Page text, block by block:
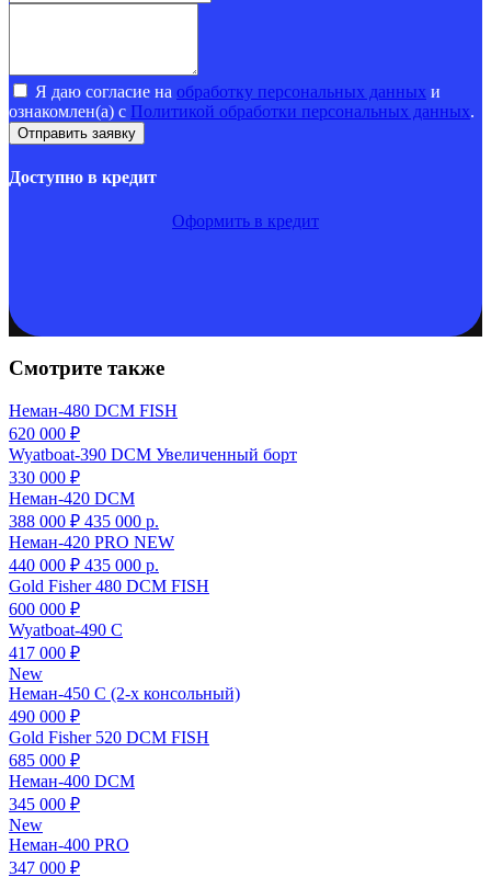
Я даю согласие на обработку персональных данных и
ознакомлен(а) с Политикой обработки персональных данных.
Доступно в кредит
Оформить в кредит
Смотрите также
Неман-480 DCM FISH
620 000 ₽
Wyatboat-390 DCM Увеличенный борт
330 000 ₽
Неман-420 DCM
388 000 ₽ 435 000 р.
Неман-420 PRO NEW
440 000 ₽ 435 000 р.
Gold Fisher 480 DCM FISH
600 000 ₽
Wyatboat-490 C
417 000 ₽
New
Неман-450 C (2-х консольный)
490 000 ₽
Gold Fisher 520 DCM FISH
685 000 ₽
Неман-400 DCM
345 000 ₽
New
Неман-400 PRO
347 000 ₽